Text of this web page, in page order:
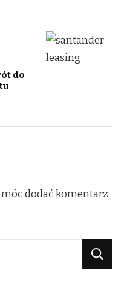
do
móc dodać komentarz.